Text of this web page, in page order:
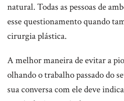
natural. Todas as pessoas de
esse questionamento quando
cirurgia plástica.
A melhor maneira de evitar a
olhando o trabalho passado do
sua conversa com ele deve